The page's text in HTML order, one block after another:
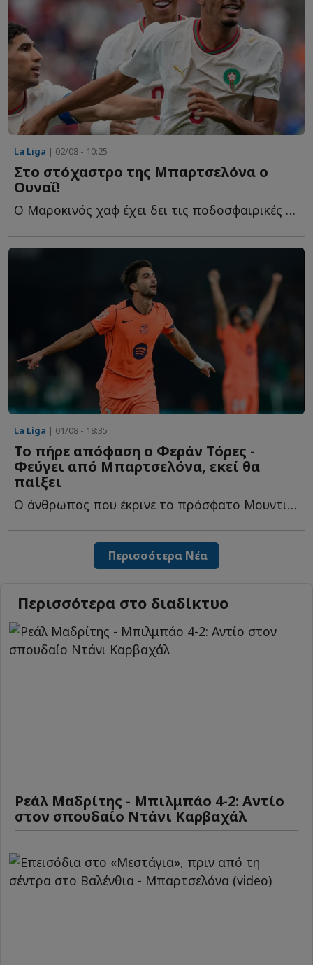
La Liga | 02/08 - 10:25
Στο στόχαστρο της Μπαρτσελόνα ο
Ουναΐ!
Ο Μαροκινός χαφ έχει δει τις ποδοσφαιρικές μετοχές τ...
La Liga | 01/08 - 18:35
To πήρε απόφαση ο Φεράν Τόρες -
Φεύγει από Μπαρτσελόνα, εκεί θα
παίξει
Ο άνθρωπος που έκρινε το πρόσφατο Μουντιάλ αφήνει τ...
Περισσότερα Νέα
Περισσότερα στο διαδίκτυο
Ρεάλ Μαδρίτης - Μπιλμπάο 4-2: Αντίο
στον σπουδαίο Ντάνι Καρβαχάλ